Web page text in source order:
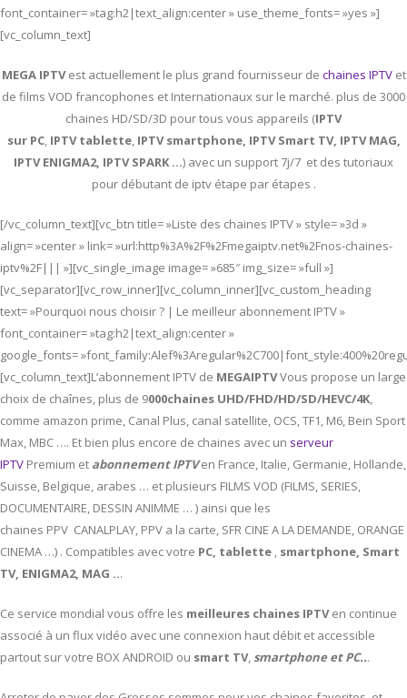
font_container= »tag:h2|text_align:center » use_theme_fonts= »yes »]
[vc_column_text]
MEGA IPTVest actuellement le plus grand fournisseur de chaines IPTVet
de films VOD francophones et Internationaux sur le marché. plus de 3000
chaines HD/SD/3D pour tous vous appareils (IPTV
sur PC, IPTVtablette, IPTVsmartphone, IPTV Smart TV, IPTV MAG,
IPTV ENIGMA2, IPTV SPARK …) avec un support 7j/7 et des tutoriaux
pour débutant de iptv étape par étapes .
[/vc_column_text][vc_btn title= »Liste des chaines IPTV » style= »3d »
align= »center » link= »url:http%3A%2F%2Fmegaiptv.net%2Fnos-chaines-
iptv%2F||| »][vc_single_image image= »685″ img_size= »full »]
[vc_separator][vc_row_inner][vc_column_inner][vc_custom_heading
text= »Pourquoi nous choisir ? | Le meilleur abonnement IPTV »
font_container= »tag:h2|text_align:center »
google_fonts=
[vc_column_text]L’abonnement IPTV de MEGAIPTVVous propose un large
choix de chaînes, plus de 9000chaines UHD/FHD/HD/SD/HEVC/4K,
comme amazon prime, Canal Plus, canal satellite, OCS, TF1, M6, Bein Sport
Max, MBC …. Et bien plus encore de chaines avec un serveur
IPTV Premium et abonnement IPTVen France, Italie, Germanie, Hollande,
Suisse, Belgique, arabes … et plusieurs FILMS VOD (FILMS, SERIES,
DOCUMENTAIRE, DESSIN ANIMME … ) ainsi que les
chaines PPV CANALPLAY, PPV a la carte, SFR CINE A LA DEMANDE, ORANGE
CINEMA …) . Compatibles avec votre PC, tablette , smartphone, Smart
TV, ENIGMA2, MAG ...
Ce service mondial vous offre les meilleures chaines IPTVen continue
associé à un flux vidéo avec une connexion haut débit et accessible
partout sur votre BOX ANDROID ou smart TV,smartphone et PC...